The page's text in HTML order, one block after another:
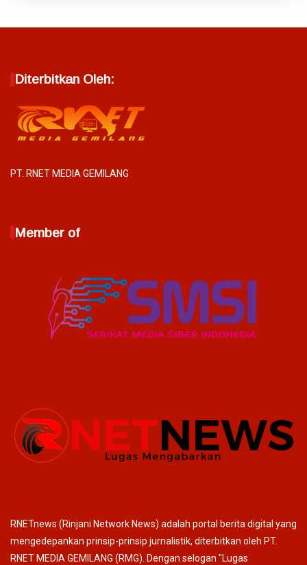
Diterbitkan Oleh:
PT. RNET MEDIA GEMILANG
Member of
RNETnews (Rinjani Network News) adalah portal berita digital yang
mengedepankan prinsip-prinsip jurnalistik, diterbitkan oleh PT.
RNET MEDIA GEMILANG (RMG). Dengan selogan "Lugas